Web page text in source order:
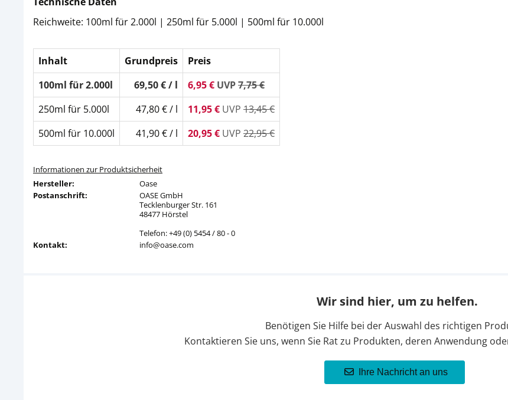
Reichweite: 100ml für 2.000l | 250ml für 5.000l | 500ml für 10.000l
Inhalt Grundpreis
Preis
100ml für 2.000l
69,50 € / l 6,95 € UVP7,75 €
250ml für 5.000l
47,80 € / l 11,95 € UVP 13,45 €
500ml für 10.000l
41,90 € / l 20,95 € UVP 22,95 €
Informationen zur Produktsicherheit
Hersteller:
Oase
Postanschrift:
OASE GmbH
Tecklenburger Str. 161
48477 Hörstel
Telefon: +49 (0) 5454 / 80 - 0
Kontakt:
info@oase.com
Wir sind hier, um zu helfen.
Benötigen Sie Hilfe bei der Auswahl des richtigen
Kontaktieren Sie uns, wenn Sie Rat zu Produkten, deren Anwendung
Ihre Nachricht an uns